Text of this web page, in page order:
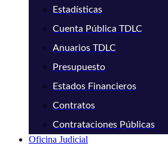
Estadísticas
Cuenta Pública TDLC
Anuarios TDLC
Presupuesto
Estados Financieros
Contratos
Contrataciones Públicas
Oficina Judicial